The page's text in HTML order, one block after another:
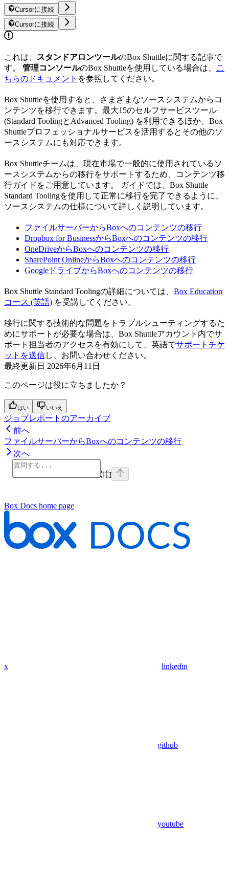
Cursorに接続
Cursorに接続
これは、 スタンドアロンツールのBox Shuttleに関する記事で
す。 管理コンソールのBox Shuttleを使用している場合は、
こ
ちらのドキュメント を参照してください。
Box Shuttleを使用すると、さまざまなソースシステムからコ
ンテンツを移行できます。最大15のセルフサービスツール
(Standard ToolingとAdvanced Tooling) を利用できるほか、Box
Shuttleプロフェッショナルサービスを活用するとその他のソ
ースシステムにも対応できます。
Box Shuttleチームは、現在市場で一般的に使用されているソ
ースシステムからの移行をサポートするため、コンテンツ移
行ガイドをご用意しています。 ガイドでは、Box Shuttle
Standard Toolingを使用して正常に移行を完了できるように、
ソースシステムの仕様について詳しく説明しています。
ファイルサーバーからBoxへのコンテンツの移行
Dropbox for BusinessからBoxへのコンテンツの移行
OneDriveからBoxへのコンテンツの移行
SharePoint OnlineからBoxへのコンテンツの移行
GoogleドライブからBoxへのコンテンツの移行
Box Shuttle Standard Toolingの詳細については、 Box Education
コース (英語) を受講してください。
移行に関する技術的な問題をトラブルシューティングするた
めにサポートが必要な場合は、Box Shuttleアカウント内でサ
ポート担当者のアクセスを有効にして、英語でサポートチケ
ットを送信し、お問い合わせください。
最終更新日 2026年6月11日
このページは役に立ちましたか？
はい いいえ
ジョブレポートのアーカイブ
前へ
ファイルサーバーからBoxへのコンテンツの移行
次へ
⌘I
Box Docs home page
x linkedin
github
youtube